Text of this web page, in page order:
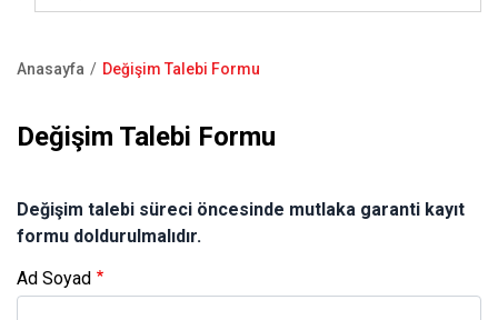
Basın Kiti
Kale Oda Kapısı
Çelik Kasa
Kale Alarm
Ürün Katalogları
Satış Noktaları
yolu
Anasayfa Değişim Talebi Formu
Değişim Talebi Formu
Değişim talebi süreci öncesinde mutlaka garanti kayıt
formu doldurulmalıdır.
Ad Soyad